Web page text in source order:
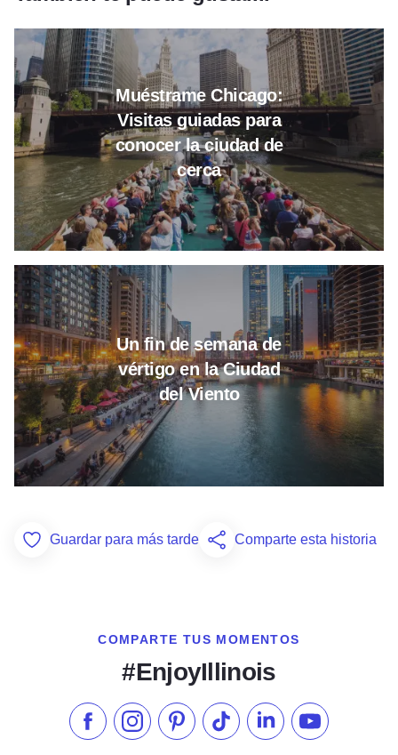
Muéstrame Chicago:
Visitas guiadas para
conocer la ciudad de
cerca
Leer más sobre Show Me
Un fin de semana de
vértigo en la Ciudad
del Viento
Leer más sobre Un fin de
Add to Favorites
Guardar para más tarde Comparte esta historia
COMPARTE TUS MOMENTOS
#EnjoyIllinois
Síganos en Facebook
Síganos en Instagram
Visite nuestro Pinterest
Síganos en TikTok
Síganos en LinkedIn
Suscríbase a